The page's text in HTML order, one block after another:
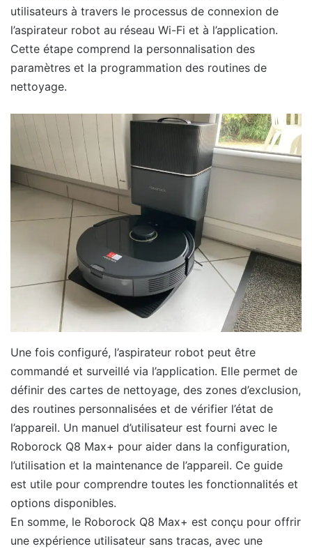
utilisateurs à travers le processus de connexion de
l’aspirateur robot au réseau Wi-Fi et à l’application.
Cette étape comprend la personnalisation des
paramètres et la programmation des routines de
nettoyage.
Une fois configuré, l’aspirateur robot peut être
commandé et surveillé via l’application. Elle permet de
définir des cartes de nettoyage, des zones d’exclusion,
des routines personnalisées et de vérifier l’état de
l’appareil. Un manuel d’utilisateur est fourni avec le
Roborock Q8 Max+ pour aider dans la configuration,
l’utilisation et la maintenance de l’appareil. Ce guide
est utile pour comprendre toutes les fonctionnalités et
options disponibles.
En somme, le Roborock Q8 Max+ est conçu pour offrir
une expérience utilisateur sans tracas, avec une